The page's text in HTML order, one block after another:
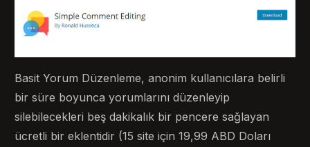
Basit Yorum Düzenleme, anonim kullanıcılara belirli
bir süre boyunca yorumlarını düzenleyip
silebilecekleri beş dakikalık bir pencere sağlayan
ücretli bir eklentidir (15 site için 19,99 ABD Doları